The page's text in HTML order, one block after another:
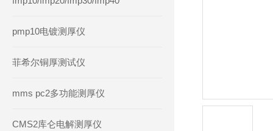
pmp10电镀测厚仪
菲希尔铜厚测试仪
mms pc2多功能测厚仪
CMS2库仑电解测厚仪